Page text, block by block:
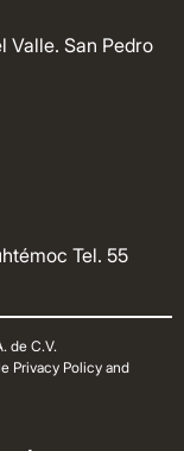
Valle. San Pedro
Tel. 55
de C.V.
Privacy Policy and